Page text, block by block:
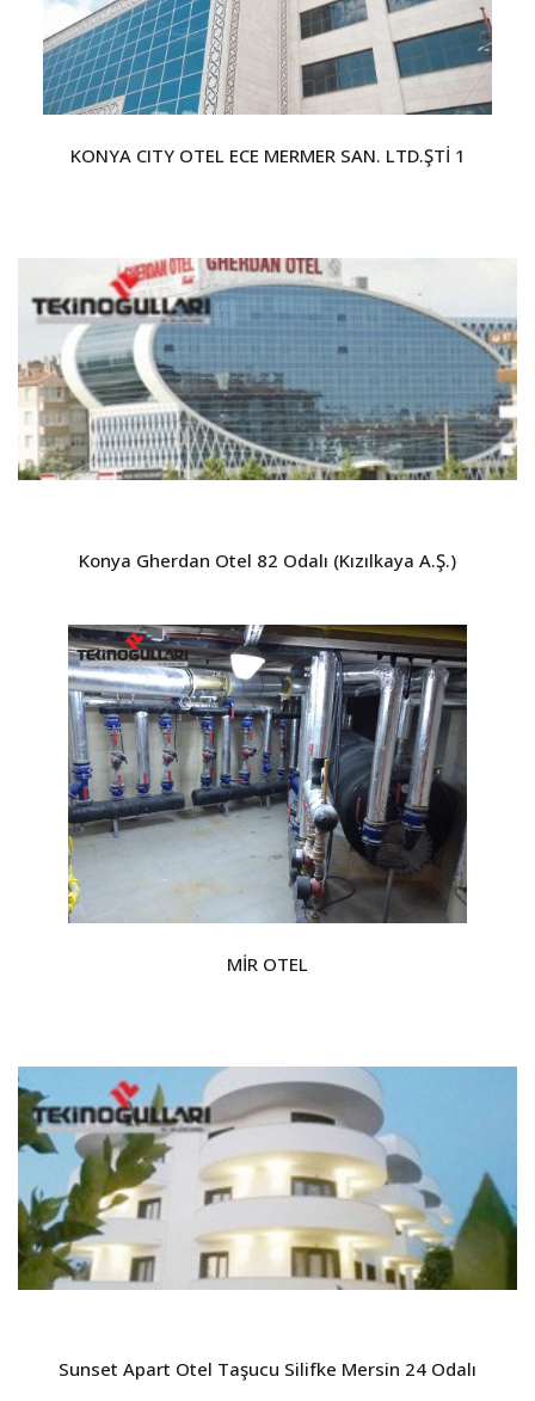
KONYA CITY OTEL ECE MERMER SAN. LTD.ŞTİ 1
Konya Gherdan Otel 82 Odalı (Kızılkaya A.Ş.)
MİR OTEL
Sunset Apart Otel Taşucu Silifke Mersin 24 Odalı